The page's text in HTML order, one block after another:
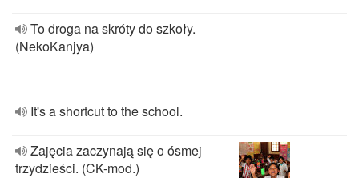
To droga na skróty do szkoły.
(NekoKanjya)
It's a shortcut to the school.
Zajęcia zaczynają się o ósmej
trzydzieści. (CK-mod.)